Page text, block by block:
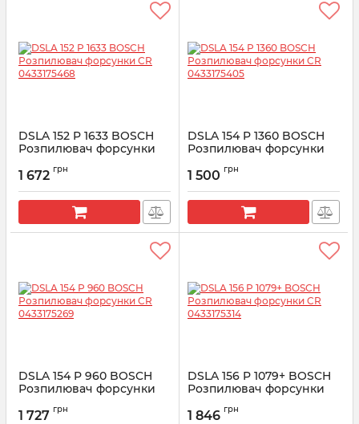
DSLA 152 P 1633 BOSCH
Розпилювач форсунки
Артикул:
1 672 грн
DSLA 154 P 1360 BOSCH
Розпилювач форсунки
Артикул:
1 500 грн
DSLA 154 P 960 BOSCH
Розпилювач форсунки
Артикул:
1 727 грн
DSLA 156 P 1079+ BOSCH
Розпилювач форсунки
Артикул:
1 846 грн